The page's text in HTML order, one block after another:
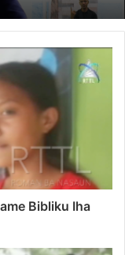
Bibliku Iha